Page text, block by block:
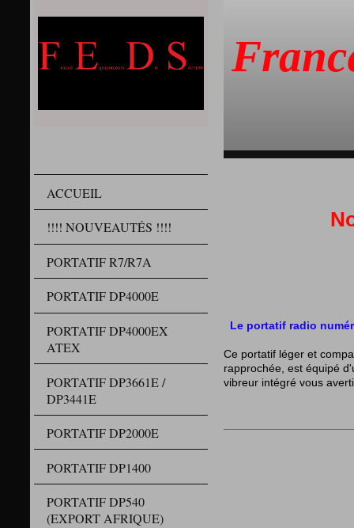
ACCUEIL
!!!! NOUVEAUTÉS !!!!
PORTATIF R7/R7A
PORTATIF DP4000E
PORTATIF DP4000EX
ATEX
PORTATIF DP3661E /
DP3441E
PORTATIF DP2000E
PORTATIF DP1400
PORTATIF DP540
(EXPORT AFRIQUE)
Le portatif radio
Ce portatif léger et
rapprochée,est équipé
vibreur intégré vous